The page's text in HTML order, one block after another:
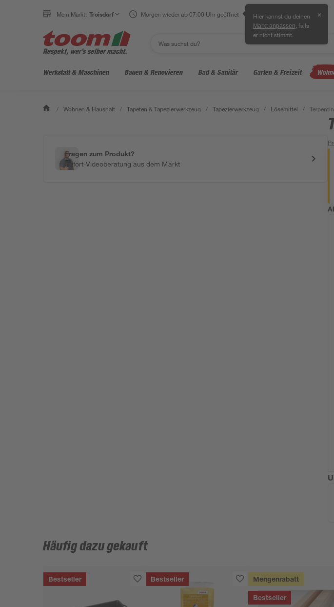
Mein Markt: Troisdorf Morgen wieder ab 07:00 Uhr geöffnet Hier kannst du deinen
Markt anpassen , falls
er nicht stimmt.
✕
Werkstatt & Maschinen Bauen & Renovieren Bad & Sanitär Garten & Freizeit
/ Wohnen & Haushalt / Tapeten & Tapezierwerkzeug / Tapezierwerkzeug / Lösemittel /
Fragen zum Produkt?
Sofort-Videoberatung aus dem Markt
Häufig dazu gekauft
Bestseller Bestseller Mengenrabatt
Bestseller